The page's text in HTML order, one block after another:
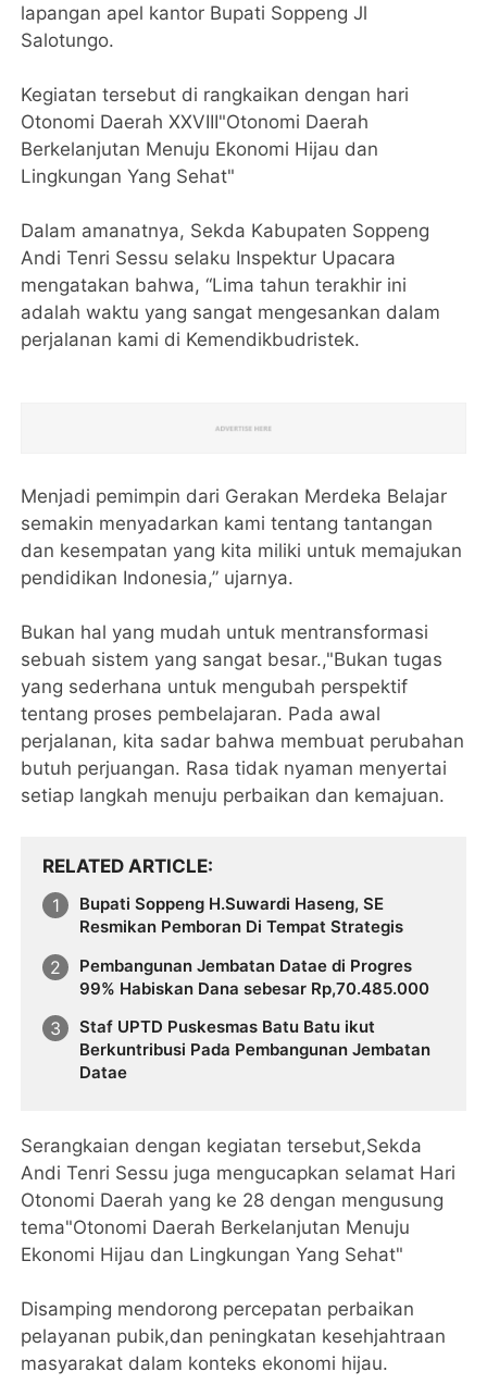
lapangan apel kantor Bupati Soppeng Jl
Salotungo.
Kegiatan tersebut di rangkaikan dengan hari
Otonomi Daerah XXVIII"Otonomi Daerah
Berkelanjutan Menuju Ekonomi Hijau dan
Lingkungan Yang Sehat"
Dalam amanatnya, Sekda Kabupaten Soppeng
Andi Tenri Sessu selaku Inspektur Upacara
mengatakan bahwa, “Lima tahun terakhir ini
adalah waktu yang sangat mengesankan dalam
perjalanan kami di Kemendikbudristek.
Menjadi pemimpin dari Gerakan Merdeka Belajar
semakin menyadarkan kami tentang tantangan
dan kesempatan yang kita miliki untuk memajukan
pendidikan Indonesia,” ujarnya.
Bukan hal yang mudah untuk mentransformasi
sebuah sistem yang sangat besar.,"Bukan tugas
yang sederhana untuk mengubah perspektif
tentang proses pembelajaran. Pada awal
perjalanan, kita sadar bahwa membuat perubahan
butuh perjuangan. Rasa tidak nyaman menyertai
setiap langkah menuju perbaikan dan kemajuan.
RELATED ARTICLE
Bupati Soppeng H.Suwardi Haseng, SE
Resmikan Pemboran Di Tempat Strategis
Pembangunan Jembatan Datae di Progres
99% Habiskan Dana sebesar Rp,70.485.000
Staf UPTD Puskesmas Batu Batu ikut
Berkuntribusi Pada Pembangunan Jembatan
Datae
Serangkaian dengan kegiatan tersebut,Sekda
Andi Tenri Sessu juga mengucapkan selamat Hari
Otonomi Daerah yang ke 28 dengan mengusung
tema"Otonomi Daerah Berkelanjutan Menuju
Ekonomi Hijau dan Lingkungan Yang Sehat"
Disamping mendorong percepatan perbaikan
pelayanan pubik,dan peningkatan kesehjahtraan
masyarakat dalam konteks ekonomi hijau.